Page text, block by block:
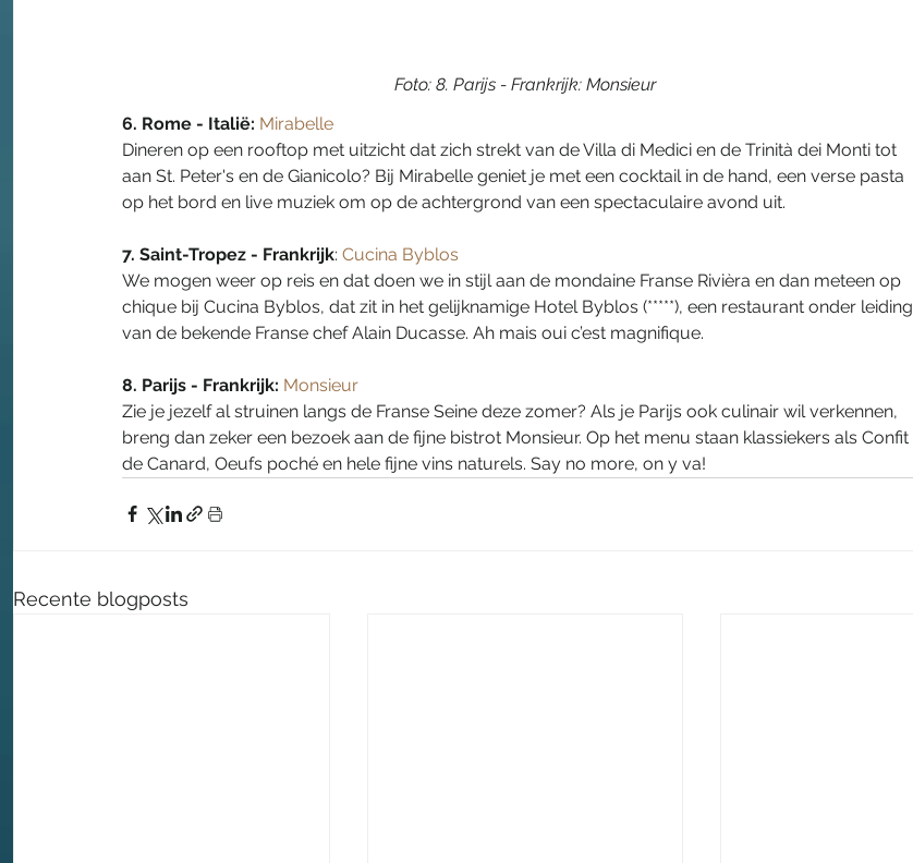
Foto: 8. Parijs - Frankrijk: Monsieur
6. Rome - Italië: Mirabelle
Dineren op een rooftop met uitzicht dat zich strekt van de Villa di Medici en de Trinità dei Monti tot
aan St. Peter's en de Gianicolo? Bij Mirabelle geniet je met een cocktail in de hand, een verse pasta
op het bord en live muziek om op de achtergrond van een spectaculaire avond uit.
7. Saint-Tropez - Frankrijk: Cucina Byblos
We mogen weer op reis en dat doen we in stijl aan de mondaine Franse Rivièra en dan meteen op
chique bij Cucina Byblos, dat zit in het gelijknamige Hotel Byblos (*****), een restaurant onder leiding
van de bekende Franse chef Alain Ducasse. Ah mais oui c’est magnifique.
8. Parijs - Frankrijk: Monsieur
Zie je jezelf al struinen langs de Franse Seine deze zomer? Als je Parijs ook culinair wil verkennen,
breng dan zeker een bezoek aan de fijne bistrot Monsieur. Op het menu staan klassiekers als Confit
de Canard, Oeufs poché en hele fijne vins naturels. Say no more, on y va!
Recente blogposts